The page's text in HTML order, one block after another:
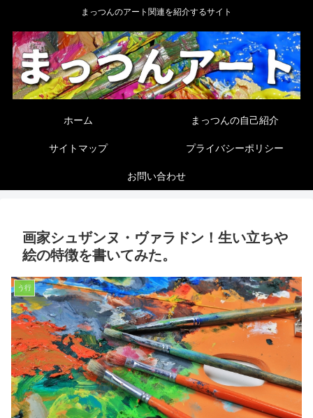
まっつんのアート関連を紹介するサイト
ホーム まっつんの自己紹介
サイトマップ プライバシーポリシー
お問い合わせ
画家シュザンヌ・ヴァラドン！生い立ちや
絵の特徴を書いてみた。
う行